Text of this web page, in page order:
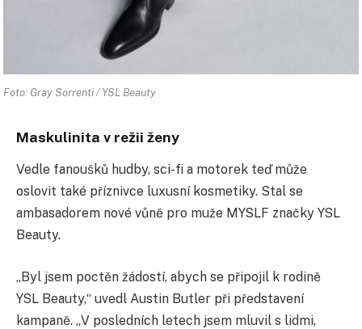
Foto: Gray Sorrenti / YSL Beauty
Maskulinita v režii ženy
Vedle fanoušků hudby, sci-fi a motorek teď může
oslovit také příznivce luxusní kosmetiky. Stal se
ambasadorem nové vůně pro muže MYSLF značky YSL
Beauty.
„Byl jsem poctěn žádostí, abych se připojil k rodině
YSL Beauty,“ uvedl Austin Butler při představení
kampaně. „V posledních letech jsem mluvil s lidmi,